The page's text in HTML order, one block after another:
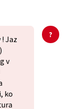
Jaz
v
ko